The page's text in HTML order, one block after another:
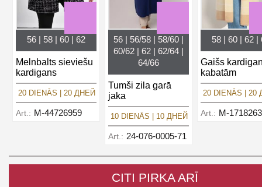
56 | 58 | 60 | 62
Melnbalts sieviešu
kardigans
20 DIENĀS | 20 ДНЕЙ
Art.: M-44726959
56 | 56/58 | 58/60 |
60/62 | 62 | 62/64 |
64/66
Tumši zila garā
jaka
10 DIENĀS | 10 ДНЕЙ
Art.: 24-076-0005-71
58 | 60 | 62 |
Gaišs
kabatām
20 DIENĀS | 20
Art.: M-
CITI PIRKA ARĪ